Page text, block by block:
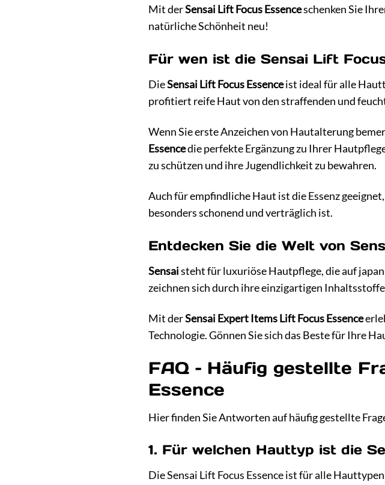
Mit derSensai Lift Focus Essenceschenken Sie
natürliche Schönheit neu!
Für wen ist die Sensai Lift
DieSensai Lift Focus Essenceist ideal für alle
profitiert reife Haut von den straffenden und
Wenn Sie erste Anzeichen von Hautalterung
Essencedie perfekte Ergänzung zu Ihrer
zu schützen und ihre Jugendlichkeit zu bewahren.
Auch für empfindliche Haut ist die Essenz
besonders schonend und verträglich ist.
Entdecken Sie die Welt von
Sensaisteht für luxuriöse Hautpflege, die auf
zeichnen sich durch ihre einzigartigen
Mit derSensai Expert Items Lift Focus Essence
Technologie. Gönnen Sie sich das Beste für Ihre
FAQ – Häufig gestellte
Essence
Hier finden Sie Antworten auf häufig gestellte
1. Für welchen Hauttyp ist die
Die Sensai Lift Focus Essence ist für alle